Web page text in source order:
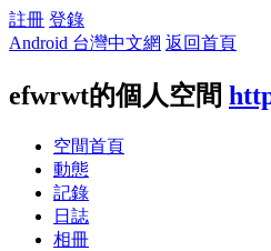
註冊 登錄
Android 台灣中文網 返回首頁
efwrwt的個人空間
空間首頁
動態
記錄
日誌
相冊